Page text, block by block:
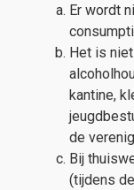
Er wordt
Het is
kantine,
de
Bij
(tijdens